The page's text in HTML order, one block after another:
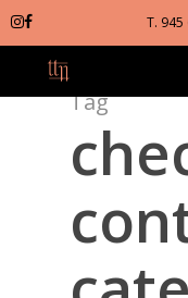
Skip
to
content
T. 945
Tag